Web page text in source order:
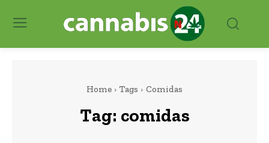
Home Tags Comidas
Tag: comidas